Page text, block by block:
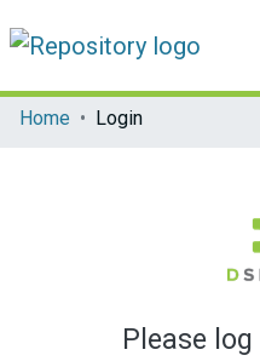
Communities & Collections
Home Login
Please